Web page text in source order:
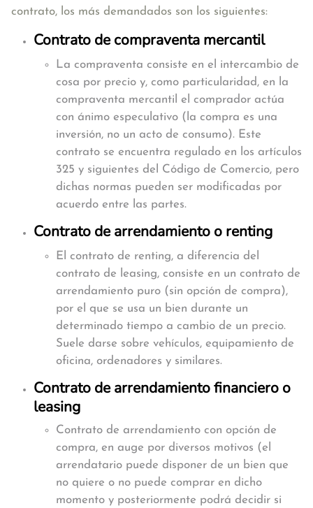
contrato, los más demandados son los siguientes:
Contrato de compraventa mercantil
La compraventa consiste en el intercambio de
cosa por precio y, como particularidad, en la
compraventa mercantil el comprador actúa
con ánimo especulativo (la compra es una
inversión, no un acto de consumo). Este
contrato se encuentra regulado en los artículos
325 y siguientes del Código de Comercio, pero
dichas normas pueden ser modificadas por
acuerdo entre las partes.
Contrato de arrendamiento o renting
El contrato de renting, a diferencia del
contrato de leasing, consiste en un contrato de
arrendamiento puro (sin opción de compra),
por el que se usa un bien durante un
determinado tiempo a cambio de un precio.
Suele darse sobre vehículos, equipamiento de
oficina, ordenadores y similares.
Contrato de arrendamiento financiero o
leasing
Contrato de arrendamiento con opción de
compra, en auge por diversos motivos (el
arrendatario puede disponer de un bien que
no quiere o no puede comprar en dicho
momento y posteriormente podrá decidir si